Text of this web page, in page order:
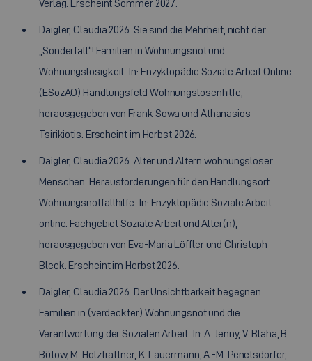
Verlag. Erscheint Sommer 2027.
Daigler, Claudia 2026. Sie sind die Mehrheit, nicht der
„Sonderfall“! Familien in Wohnungsnot und
Wohnungslosigkeit. In: Enzyklopädie Soziale Arbeit Online
(ESozAO) Handlungsfeld Wohnungslosenhilfe,
herausgegeben von Frank Sowa und Athanasios
Tsirikiotis. Erscheint im Herbst 2026.
Daigler, Claudia 2026. Alter und Altern wohnungsloser
Menschen. Herausforderungen für den Handlungsort
Wohnungsnotfallhilfe. In: Enzyklopädie Soziale Arbeit
online. Fachgebiet Soziale Arbeit und Alter(n),
herausgegeben von Eva-Maria Löffler und Christoph
Bleck. Erscheint im Herbst 2026.
Daigler, Claudia 2026. Der Unsichtbarkeit begegnen.
Familien in (verdeckter) Wohnungsnot und die
Verantwortung der Sozialen Arbeit. In: A. Jenny, V. Blaha, B.
Bütow, M. Holztrattner, K. Lauermann, A.-M. Penetsdorfer,